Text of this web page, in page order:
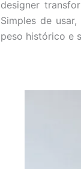
designer
Simples de
peso histórico e